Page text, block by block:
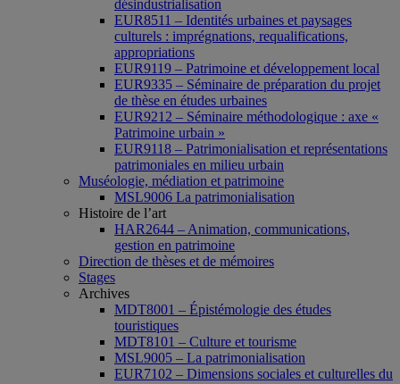
désindustrialisation
EUR8511 – Identités urbaines et paysages
culturels : imprégnations, requalifications,
appropriations
EUR9119 – Patrimoine et développement local
EUR9335 – Séminaire de préparation du projet
de thèse en études urbaines
EUR9212 – Séminaire méthodologique : axe «
Patrimoine urbain »
EUR9118 – Patrimonialisation et représentations
patrimoniales en milieu urbain
Muséologie, médiation et patrimoine
MSL9006 La patrimonialisation
Histoire de l’art
HAR2644 – Animation, communications,
gestion en patrimoine
Direction de thèses et de mémoires
Stages
Archives
MDT8001 – Épistémologie des études
touristiques
MDT8101 – Culture et tourisme
MSL9005 – La patrimonialisation
EUR7102 – Dimensions sociales et culturelles du